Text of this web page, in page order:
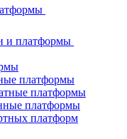
и платформы
платформы
платформы
платформы
платформ